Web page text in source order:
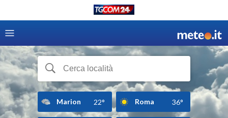
Marion 22° Roma 36°